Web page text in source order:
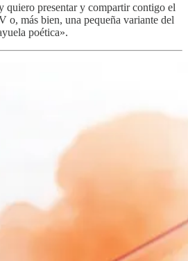
quiero presentar y compartir contigo el
o, más bien, una pequeña variante del
poética».